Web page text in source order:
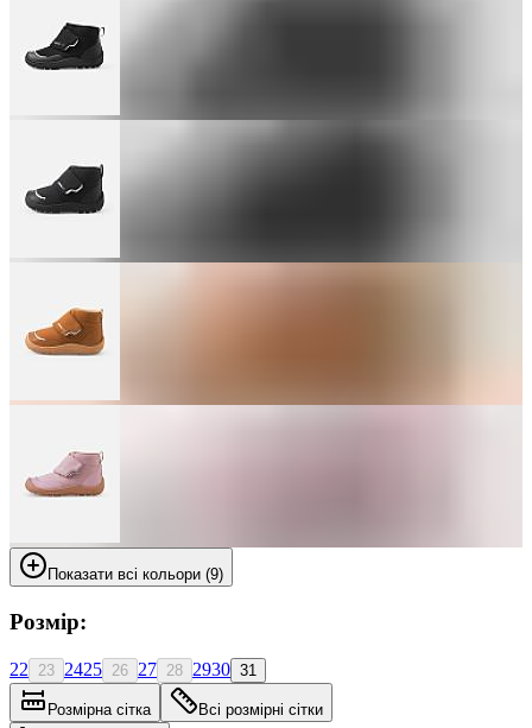
Показати всі кольори (9)
Розмір:
22 23 2425 26 27 28 2930 31
Розмірна сітка Всі розмірні сітки